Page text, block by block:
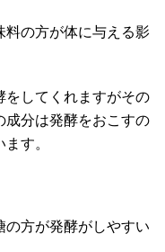
料の方が体に与える影
をしてくれますがその
成分は発酵をおこすの
す。
の方が発酵がしやすい